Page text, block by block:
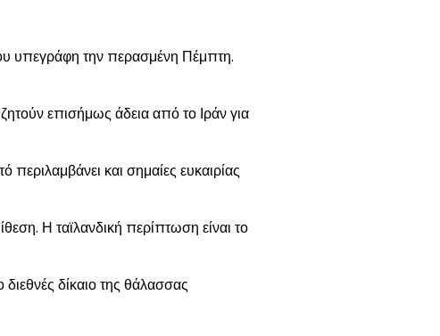
υπεγράφη την περασμένη Πέμπτη.
επισήμως άδεια από το Ιράν για
και σημαίες ευκαιρίας
Η ταϊλανδική περίπτωση είναι το
δίκαιο της θάλασσας